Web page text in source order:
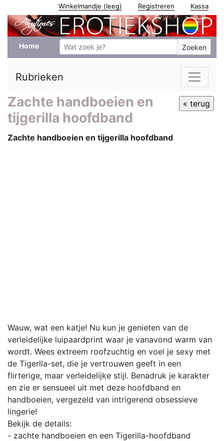
Winkelmandje (leeg) Registreren Kassa
Home Zoeken
Rubrieken
Zachte handboeien en
tijgerilla hoofdband
Zachte handboeien en tijgerilla hoofdband
Wauw, wat een katje! Nu kun je genieten van de
verleidelijke luipaardprint waar je vanavond warm van
wordt. Wees extreem roofzuchtig en voel je sexy met
de Tigerlla-set, die je vertrouwen geeft in een
flirterige, maar verleidelijke stijl. Benadruk je karakter
en zie er sensueel uit met deze hoofdband en
handboeien, vergezeld van intrigerend obsessieve
lingerie!
Bekijk de details:
- zachte handboeien en een Tigerilla-hoofdband